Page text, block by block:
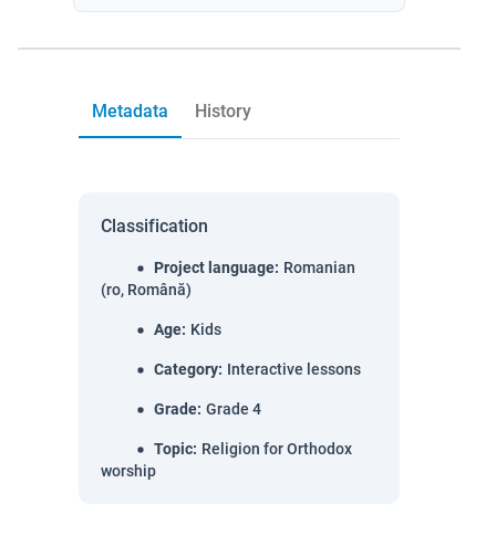
Metadata History
Classification
Project language: Romanian
(ro, Română)
Age: Kids
Category: Interactive lessons
Grade: Grade 4
Topic: Religion for Orthodox
worship